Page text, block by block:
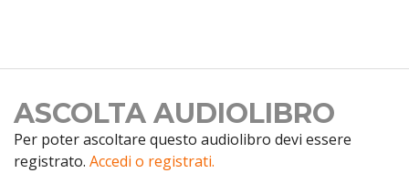
ASCOLTA AUDIOLIBRO
Per poter ascoltare questo audiolibro devi essere
registrato. Accedi o registrati.